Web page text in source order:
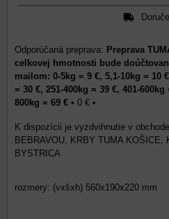
Preprava
celkovej hmotnosti bude
mailom: 0-5kg = 9 €, 5,1-10kg = 10
= 30 €, 251-400kg = 39 €, 401-
800kg = 69 € • 0 € •
BEBRAVOU, KRBY TUMA KOŠICE,
BYSTRICA
rozmery: (vxšxh) 560x190x220 mm